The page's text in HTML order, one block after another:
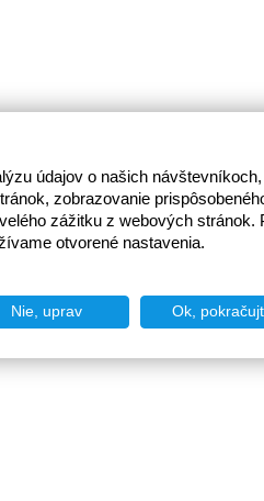
údajov o našich
zobrazovanie
zážitku z webových stránok.
otvorené nastavenia.
Nie, uprav Ok,